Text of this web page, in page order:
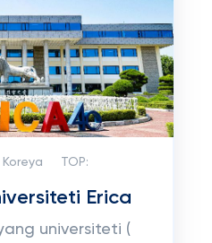
TOP:
Erica
universiteti (